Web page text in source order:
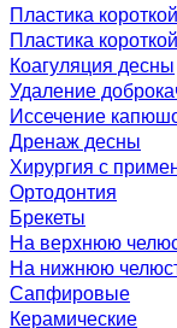
Пластика
Пластика
Коагуляция десны
Удаление
Иссечение
Дренаж десны
Хирургия с
Ортодонтия
Брекеты
На верхнюю
На нижнюю
Сапфировые
Керамические